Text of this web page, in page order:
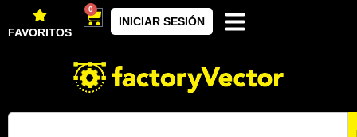
FAVORITOS
0
INICIAR SESIÓN